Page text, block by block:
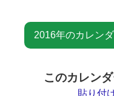
2016年のカレン
このカレン
貼り付